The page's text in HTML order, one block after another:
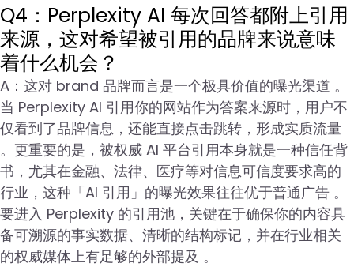
Q4：Perplexity AI 每次回答都附上引用
来源，这对希望被引用的品牌来说意味
着什么机会？
A：这对 brand 品牌而言是一个极具价值的曝光渠道 。
当 Perplexity AI 引用你的网站作为答案来源时，用户不
仅看到了品牌信息，还能直接点击跳转，形成实质流量
。更重要的是，被权威 AI 平台引用本身就是一种信任背
书，尤其在金融、法律、医疗等对信息可信度要求高的
行业，这种「AI 引用」的曝光效果往往优于普通广告 。
要进入 Perplexity 的引用池，关键在于确保你的内容具
备可溯源的事实数据、清晰的结构标记，并在行业相关
的权威媒体上有足够的外部提及 。